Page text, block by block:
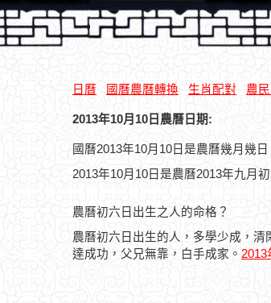
日曆 國曆農曆轉換 生肖配對 農
2013年10月10日農曆日期:
國曆2013年10月10日是農曆幾月幾日
2013年10月10日是農曆2013年九月初
農曆初六日出生之人的命格？
農曆初六日出生的人，多學少成，
達成功，父兄無靠，白手成家。 2013